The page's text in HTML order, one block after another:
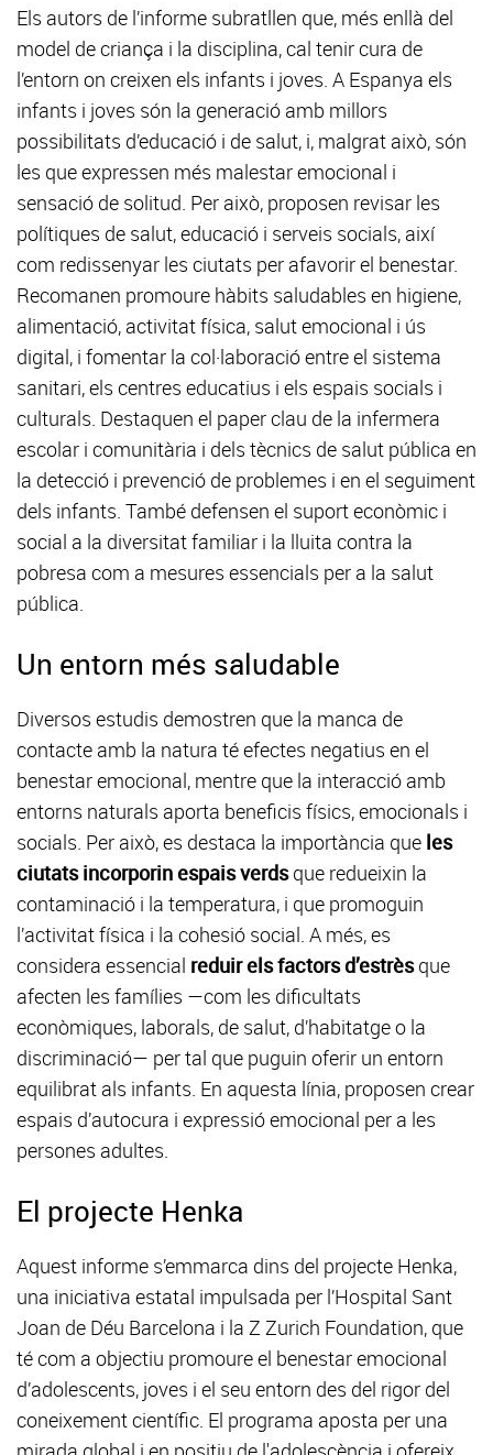
Els autors de l’informe subratllen que, més enllà del
model de criança i la disciplina, cal tenir cura de
l’entorn on creixen els infants i joves. A Espanya els
infants i joves són la generació amb millors
possibilitats d’educació i de salut, i, malgrat això, són
les que expressen més malestar emocional i
sensació de solitud. Per això, proposen revisar les
polítiques de salut, educació i serveis socials, així
com redissenyar les ciutats per afavorir el benestar.
Recomanen promoure hàbits saludables en higiene,
alimentació, activitat física, salut emocional i ús
digital, i fomentar la col·laboració entre el sistema
sanitari, els centres educatius i els espais socials i
culturals. Destaquen el paper clau de la infermera
escolar i comunitària i dels tècnics de salut pública en
la detecció i prevenció de problemes i en el seguiment
dels infants. També defensen el suport econòmic i
social a la diversitat familiar i la lluita contra la
pobresa com a mesures essencials per a la salut
pública.
Un entorn més saludable
Diversos estudis demostren que la manca de
contacte amb la natura té efectes negatius en el
benestar emocional, mentre que la interacció amb
entorns naturals aporta beneficis físics, emocionals i
socials. Per això, es destaca la importància que les
ciutats incorporin espais verdsque redueixin la
contaminació i la temperatura, i que promoguin
l’activitat física i la cohesió social. A més, es
considera essencial reduir els factors d’estrèsque
afecten les famílies —com les dificultats
econòmiques, laborals, de salut, d’habitatge o la
discriminació— per tal que puguin oferir un entorn
equilibrat als infants. En aquesta línia, proposen crear
espais d’autocura i expressió emocional per a les
persones adultes.
El projecte Henka
Aquest informe s’emmarca dins del projecte Henka,
una iniciativa estatal impulsada per l’Hospital Sant
Joan de Déu Barcelona i la Z Zurich Foundation, que
té com a objectiu promoure el benestar emocional
d’adolescents, joves i el seu entorn des del rigor del
coneixement científic. El programa aposta per una